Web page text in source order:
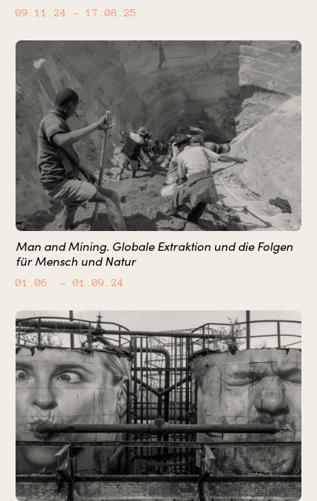
09.11.24 – 17.08.25
Man and Mining. Globale Extraktion und die Folgen
für Mensch und Natur
01.06. – 01.09.24